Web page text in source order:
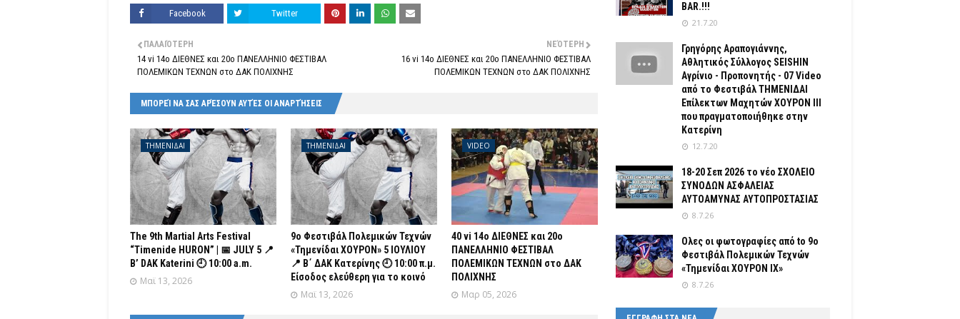
Facebook Twitter
ΝΕΌΤΕΡΗ
16 vi 14ο ΔΙΕΘΝΕΣ και 20ο ΠΑΝΕΛΛΗΝΙΟ ΦΕΣΤΙΒΑΛ
ΠΟΛΕΜΙΚΩΝ ΤΕΧΝΩΝ στο ΔΑΚ ΠΟΛΙΧΝΗΣ
ΠΑΛΑΙΌΤΕΡΗ
14 vi 14ο ΔΙΕΘΝΕΣ και 20ο ΠΑΝΕΛΛΗΝΙΟ ΦΕΣΤΙΒΑΛ
ΠΟΛΕΜΙΚΩΝ ΤΕΧΝΩΝ στο ΔΑΚ ΠΟΛΙΧΝΗΣ
ΜΠΟΡΕΊ ΝΑ ΣΑΣ ΑΡΈΣΟΥΝ ΑΥΤΈΣ ΟΙ ΑΝΑΡΤΉΣΕΙΣ
ΤΗΜΕΝΙΔΑΙ
The 9th Martial Arts Festival
“Timenide HURON” | 📅 JULY 5 📍
B’ DAK Katerini 🕘 10:00 a.m.
Μαϊ 13, 2026
ΤΗΜΕΝΙΔΑΙ
9ο Φεστιβάλ Πολεμικών Τεχνών
«Τημενίδαι ΧΟΥΡΟΝ» 5 ΙΟΥΛΙΟΥ
📍 Β΄ ΔΑΚ Κατερίνης 🕘 10:00 π.μ.
Είσοδος ελεύθερη για το κοινό
Μαϊ 13, 2026
VIDEO
40 vi 14ο ΔΙΕΘΝΕΣ και 20ο
ΠΑΝΕΛΛΗΝΙΟ ΦΕΣΤΙΒΑΛ
ΠΟΛΕΜΙΚΩΝ ΤΕΧΝΩΝ στο ΔΑΚ
ΠΟΛΙΧΝΗΣ
Μαρ 05, 2026
BAR.!!!
21.7.20
Γρηγόρης Αραπογιάννης,
Αθλητικός Σύλλογος SEISHIN
Αγρίνιο - Προπονητής - 07 Video
από το Φεστιβάλ ΤΗΜΕΝΙΔΑΙ
Επίλεκτων Μαχητών ΧΟΥΡΟΝ ΙΙΙ
που πραγματοποιήθηκε στην
Κατερίνη
12.7.20
18-20 Σεπ 2026 το νέο ΣΧΟΛΕΙΟ
ΣΥΝΟΔΩΝ ΑΣΦΑΛΕΙΑΣ
ΑΥΤΟΑΜΥΝΑΣ ΑΥΤΟΠΡΟΣΤΑΣΙΑΣ
8.7.26
Ολες οι φωτογραφίες από tο 9ο
Φεστιβάλ Πολεμικών Τεχνών
«Τημενίδαι ΧΟΥΡΟΝ ΙΧ»
8.7.26